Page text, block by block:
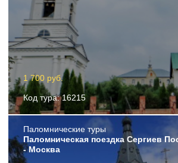
1 700 руб.
Код тура: 16215
Пaломнические туры
Паломническая поездка Сергиев
- Москва